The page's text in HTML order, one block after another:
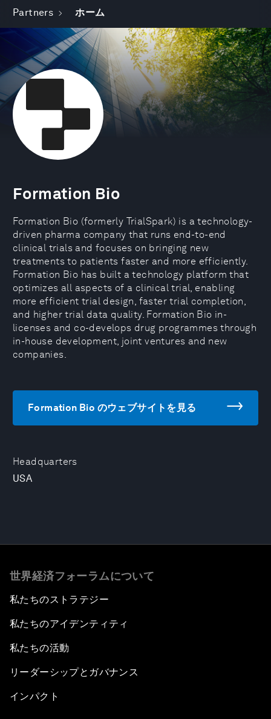
Partners ホーム
Headquarters
USA
Formation Bio
Formation Bio (formerly TrialSpark) is a technology-
driven pharma company that runs end-to-end
clinical trials and focuses on bringing new
treatments to patients faster and more efficiently.
Formation Bio has built a technology platform that
optimizes all aspects of a clinical trial, enabling
more efficient trial design, faster trial completion,
and higher trial data quality. Formation Bio in-
licenses and co-develops drug programmes through
in-house development, joint ventures and new
companies.
Formation Bio のウェブサイトを見る
世界経済フォーラムについて
私たちのストラテジー
私たちのアイデンティティ
私たちの活動
リーダーシップとガバナンス
インパクト